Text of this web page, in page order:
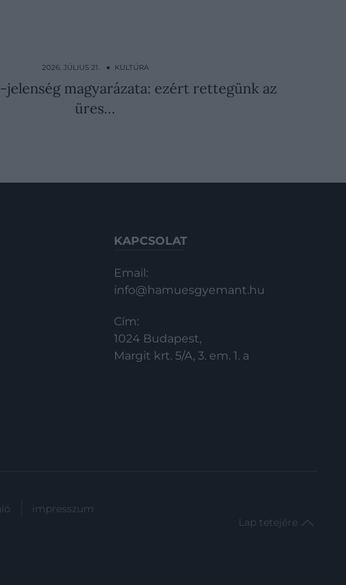
2026. JÚLIUS 21. ● KULTÚRA
magyarázata: ezért rettegünk az
üres…
KAPCSOLAT
Email:
info@hamuesgyemant.hu
Cím:
1024 Budapest,
Margit krt. 5/A, 3. em. 1. a
impresszum
Lap tetejére